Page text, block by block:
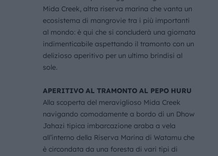
Mida Creek, altra riserva marina che vanta un
ecosistema di mangrovie tra i più importanti
al mondo: è qui che si concluderà una giornata
indimenticabile aspettando il tramonto con un
delizioso aperitivo per un ultimo brindisi al
sole.
APERITIVO AL TRAMONTO AL PEPO HURU
Alla scoperta del meraviglioso Mida Creek
navigando comodamente a bordo di un Dhow
Jahazi tipica imbarcazione araba a vela
all’interno della Riserva Marina di Watamu che
è circondata da una foresta di vari tipi di